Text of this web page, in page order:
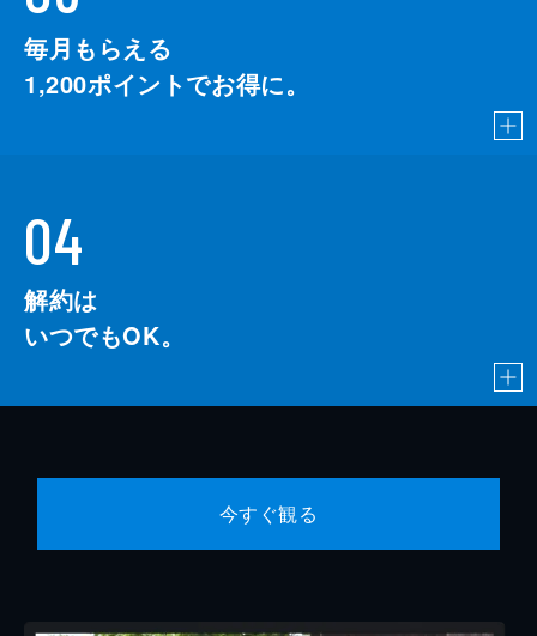
毎月もらえる
1,200ポイントでお得に。
04
解約は
いつでもOK。
今すぐ観る